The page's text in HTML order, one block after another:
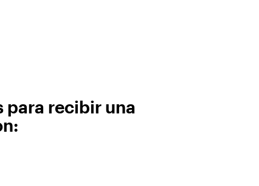
para recibir una